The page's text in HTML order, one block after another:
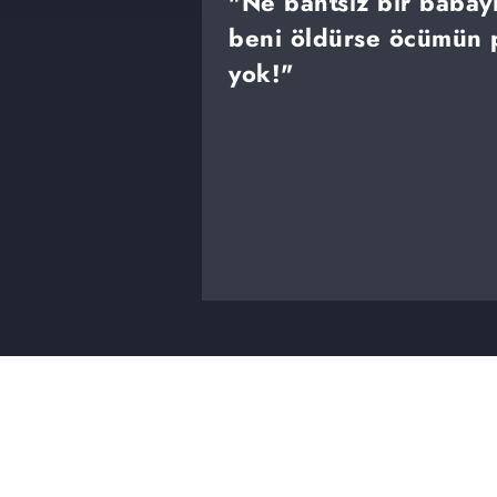
beni öldürse öcümün
yok!"